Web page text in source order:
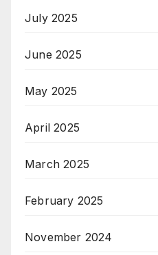
July 2025
June 2025
May 2025
April 2025
March 2025
February 2025
November 2024